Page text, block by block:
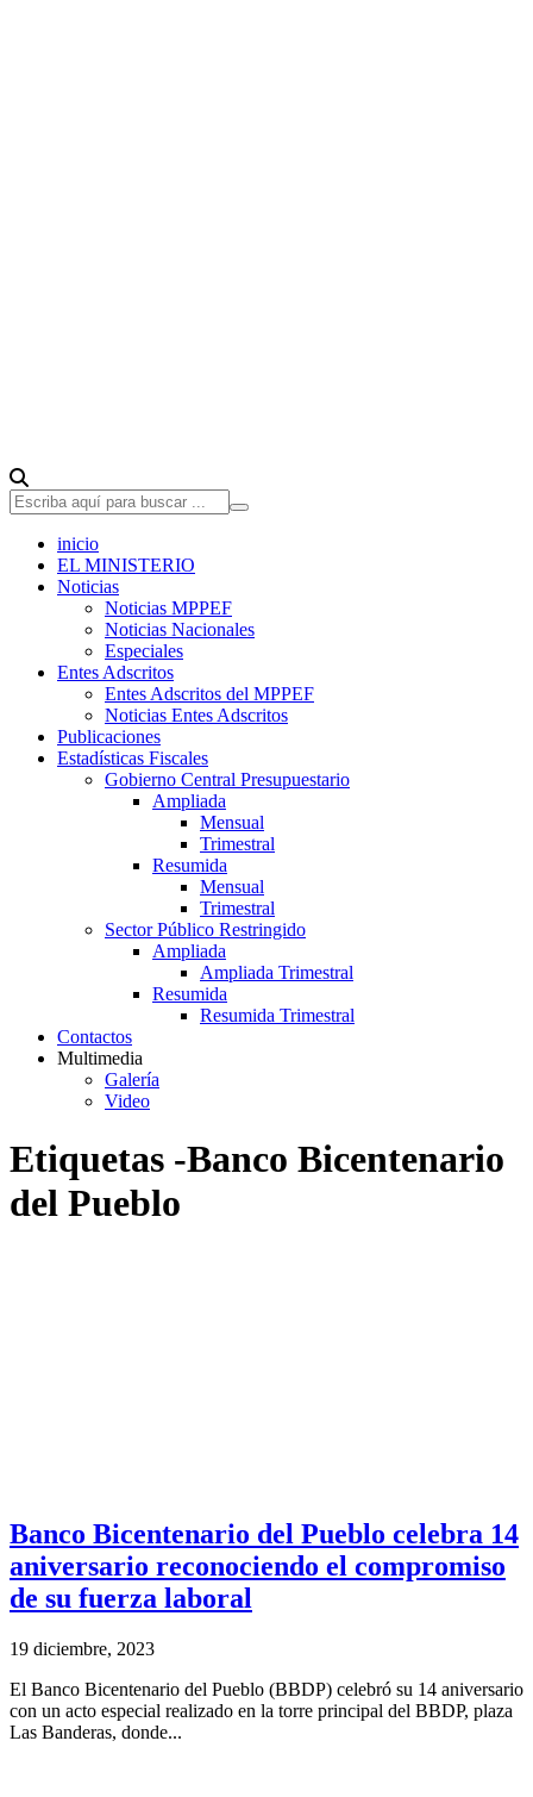
inicio
EL MINISTERIO
Noticias
Noticias MPPEF
Noticias Nacionales
Especiales
Entes Adscritos
Entes Adscritos del MPPEF
Noticias Entes Adscritos
Publicaciones
Estadísticas Fiscales
Gobierno Central Presupuestario
Ampliada
Mensual
Trimestral
Resumida
Mensual
Trimestral
Sector Público Restringido
Ampliada
Ampliada Trimestral
Resumida
Resumida Trimestral
Contactos
Multimedia
Galería
Video
Etiquetas -Banco Bicentenario
del Pueblo
Banco Bicentenario del Pueblo celebra 14
aniversario reconociendo el compromiso
de su fuerza laboral
19 diciembre, 2023
El Banco Bicentenario del Pueblo (BBDP) celebró su 14 aniversario
con un acto especial realizado en la torre principal del BBDP, plaza
Las Banderas, donde...